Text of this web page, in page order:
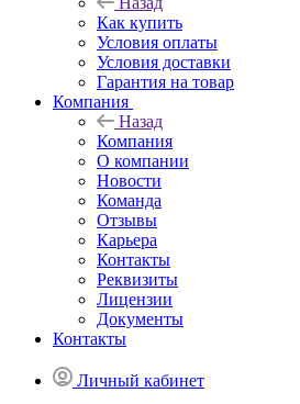
Как купить
Условия оплаты
Условия доставки
Гарантия на товар
Компания
Назад
Компания
О компании
Новости
Команда
Отзывы
Карьера
Контакты
Реквизиты
Лицензии
Документы
Контакты
Личный кабинет